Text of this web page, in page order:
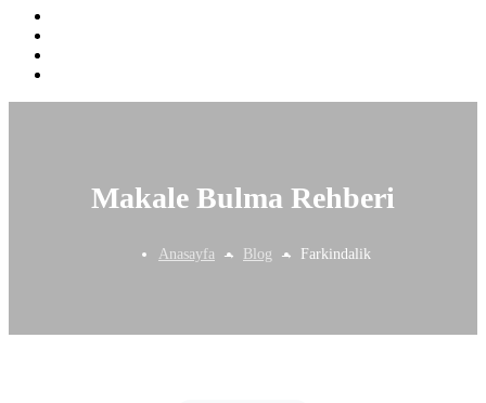
Makale Bulma Rehberi
Anasayfa Blog Farkindalik